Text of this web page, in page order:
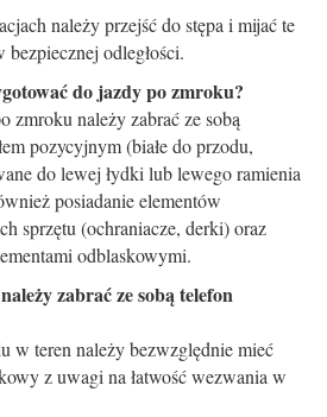
należy przejść do stępa i mijać te
odleg­łości.
do jazdy po zmroku?
zmroku należy zabrać ze sobą
pozycyjnym (białe do przodu,
do lewej łydki lub lewego ramienia
posiadanie elementów
sprzętu (ochraniacze, derki) oraz
odblaskowymi.
zabrać ze sobą telefon
w teren należy bezwzględnie mieć
z uwagi na łatwość wezwania w